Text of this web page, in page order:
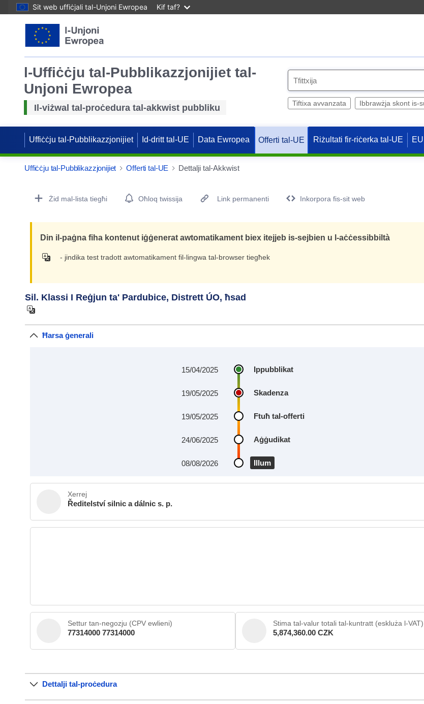
Sit web uffiċjali tal-Unjoni Ewropea Kif taf?
l-Uffiċċju tal-Pubblikazzjonijiet tal-
Unjoni Ewropea
Il-viżwal tal-proċedura tal-akkwist pubbliku
e
c
t
Tiftixa avvanzata Ibbrawżja skont is-
Uffiċċju tal-Pubblikazzjonijiet Id-dritt tal-UE Data Ewropea Offerti tal-UE Riżultati fir-riċerka tal-UE
Uffiċċju tal-Pubblikazzjonijiet Offerti tal-UE Dettalji tal-Akkwist
Procurement Detail Actions Portlet
Żid mal-lista tiegħi Oħloq twissija Link permanenti Inkorpora fis-sit web
Din il-paġna fiha kontenut iġġenerat awtomatikament biex itejjeb is-sejbien u l-aċċessibbiltà
- jindika test tradott awtomatikament fil-lingwa tal-browser tiegħek
Sil. Klassi I Reġjun ta' Pardubice, Distrett ÚO, ħsad
Ħarsa ġenerali
Ippubblikat
15/04/2025
Skadenza
19/05/2025
Ftuħ tal-offerti
19/05/2025
Aġġudikat
24/06/2025
Illum
08/08/2026
Xerrej
Ředitelství silnic a dálnic s. p.
Settur tan-negozju (CPV ewlieni)
77314000 77314000
Stima tal-valur totali tal-kuntratt (eskluża l-VAT)
5,874,360.00 CZK
Dettalji tal-proċedura